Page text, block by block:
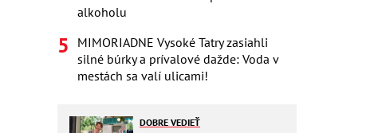
alkoholu
MIMORIADNE Vysoké Tatry zasiahli
silné búrky a prívalové dažde: Voda v
mestách sa valí ulicami!
DOBRE VEDIEŤ